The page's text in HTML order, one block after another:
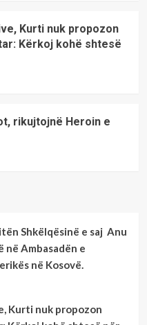
Kurti nuk propozon
Kërkoj kohë shtesë
rikujtojnë Heroin e
Shkëlqësinë e saj Anu
në Ambasadën e
në Kosovë.
Kurti nuk propozon